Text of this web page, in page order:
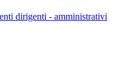
dirigenti - amministrativi